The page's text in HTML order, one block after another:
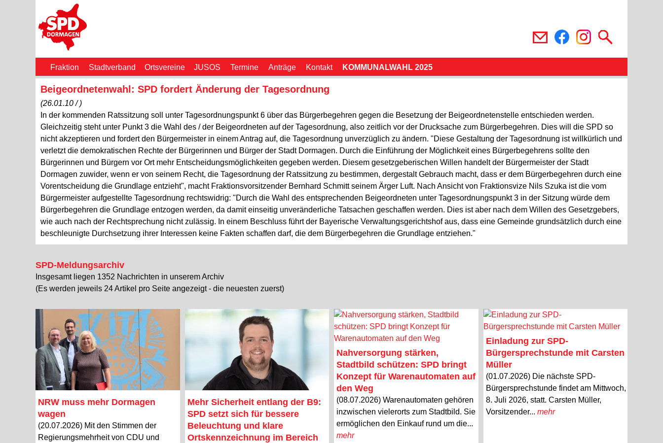
Fraktion Stadtverband Ortsvereine JUSOS Termine Anträge Kontakt KOMMUNALWAHL 2025
Beigeordnetenwahl: SPD fordert Änderung der Tagesordnung
(26.01.10 / )
In der kommenden Ratssitzung soll unter Tagesordnungspunkt 6 über das Bürgerbegehren gegen die Besetzung der Beigeordnetenstelle entschieden werden.
Gleichzeitig steht unter Punkt 3 die Wahl des / der Beigeordneten auf der Tagesordnung, also zeitlich vor der Drucksache zum Bürgerbegehren. Dies will die SPD so
nicht akzeptieren und fordert den Bürgermeister in einem Antrag auf, die Tagesordnung unverzüglich zu ändern. "Diese Gestaltung der Tagesordnung ist willkürlich und
verletzt die demokratischen Rechte der Bürgerinnen und Bürger der Stadt Dormagen. Durch die Einführung der Möglichkeit eines Bürgerbegehrens sollte den
Bürgerinnen und Bürgern vor Ort mehr Entscheidungsmöglichkeiten gegeben werden. Diesem gesetzgeberischen Willen handelt der Bürgermeister der Stadt
Dormagen zuwider, wenn er von seinem Recht, die Tagesordnung der Ratssitzung zu bestimmen, dergestalt Gebrauch macht, dass er dem Bürgerbegehren durch eine
Vorentscheidung die Grundlage entzieht", macht Fraktionsvorsitzender Bernhard Schmitt seinem Ärger Luft. Nach Ansicht von Fraktionsvize Nils Szuka ist die vom
Bürgermeister aufgestellte Tagesordnung rechtswidrig: "Durch die Wahl des entsprechenden Beigeordneten unter Tagesordnungspunkt 3 in der Sitzung würde dem
Bürgerbegehren die Grundlage entzogen werden, da damit einseitig unveränderliche Tatsachen geschaffen werden. Dies ist aber nach dem Willen des Gesetzgebers,
wie auch nach der Rechtsprechung nicht zulässig. In einem Beschluss führt der Bayerische Verwaltungsgerichtshof aus, dass eine Gemeinde grundsätzlich durch eine
beschleunigte Durchsetzung ihrer Interessen keine Fakten schaffen darf, die dem Bürgerbegehren die Grundlage entziehen."
SPD-Meldungsarchiv
Insgesamt liegen 1352 Nachrichten in unserem Archiv
(Es werden jeweils 24 Artikel pro Seite angezeigt - die neuesten zuerst)
NRW muss mehr Dormagen
wagen
(20.07.2026) Mit den Stimmen der
Regierungsmehrheit von CDU und
Mehr Sicherheit entlang der B9:
SPD setzt sich für bessere
Beleuchtung und klare
Ortskennzeichnung im Bereich
Nahversorgung stärken,
Stadtbild schützen: SPD bringt
Konzept für Warenautomaten auf
den Weg
(08.07.2026) Warenautomaten gehören
inzwischen vielerorts zum Stadtbild. Sie
ermöglichen den Einkauf rund um die...
mehr
Einladung zur SPD-
Bürgersprechstunde mit Carsten
Müller
(01.07.2026) Die nächste SPD-
Bürgersprechstunde findet am Mittwoch,
8. Juli 2026, statt. Carsten Müller,
Vorsitzender... mehr